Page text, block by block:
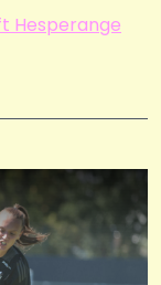
Hesperange